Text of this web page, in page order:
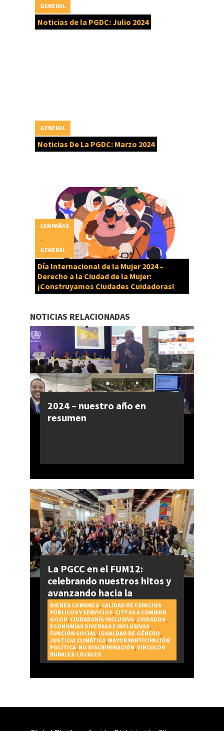
Noticias de la PGDC: Julio 2024
GENERAL
Noticias De La PGDC: Marzo 2024
GENERAL
Día Internacional de la Mujer 2024 –
Derecho a la Ciudad de la Mujer:
¡Construyamos Ciudades Cuidadoras!
CAMPAÑAS
GENERAL
NOTICIAS RELACIONADAS
2024 – nuestro año en
resumen
La PGCC en el FUM12:
celebrando nuestros hitos y
avanzando hacia la
realización del Derecho a la
Ciudad
BIENES COMUNES, CALIDAD DE ESPACIOS
PÚBLICOS Y SERVICIOS, CITY AS A COMMON
GOOD CIUDADANÍA INCLUSIVA, CUIDADOS,
ECONOMÍAS DIVERSAS E INCLUSIVAS,
FUNCIÓN SOCIAL, IGUALDAD DE GÉNERO
JUSTICIA CLIMÁTICA, MAYOR PARTICIPACIÓN
POLÍTICA, NO DISCRIMINACIÓN VINCULOS
RURALES-LOCALES